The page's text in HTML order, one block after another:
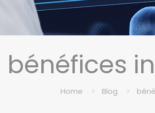
bénéfices
Home Blog